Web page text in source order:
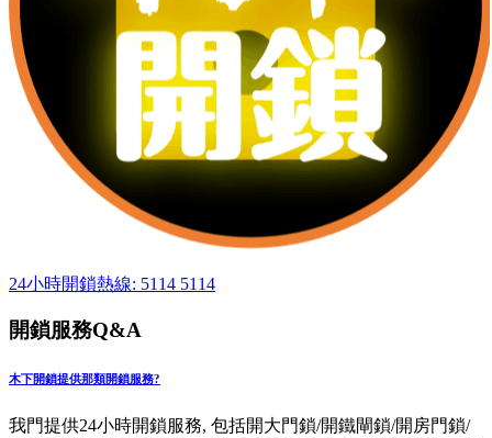
24小時開鎖熱線: 5114 5114
開鎖服務Q&A
木下開鎖提供那類開鎖服務?
我門提供24小時開鎖服務, 包括開大門鎖/開鐵閘鎖/開房門鎖/